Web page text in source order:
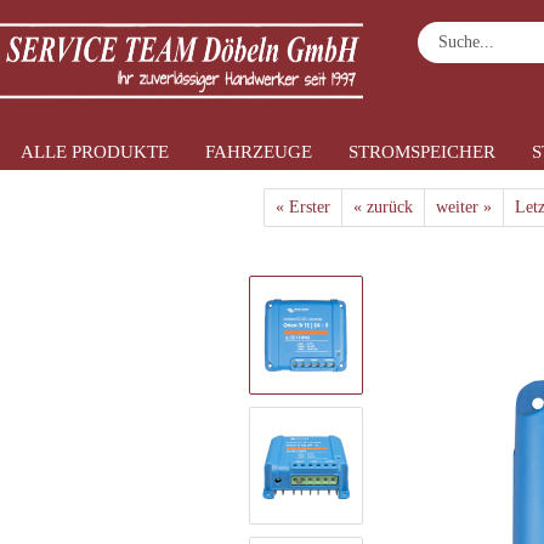
ALLE PRODUKTE FAHRZEUGE STROMSPEICHER
Startseite Alle Produkte » DC-DC
« Erster « zurück weiter »